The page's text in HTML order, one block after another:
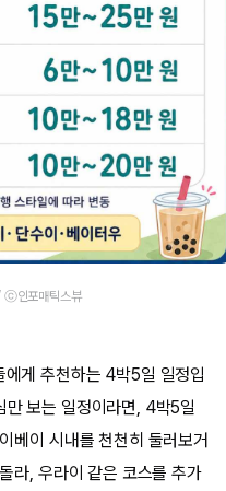
ⓒ인포매틱스뷰
게 추천하는 4박5일 일정입
보는 일정이라면, 4박5일
베이 시내를 천천히 둘러보거
라, 우라이 같은 코스를 추가